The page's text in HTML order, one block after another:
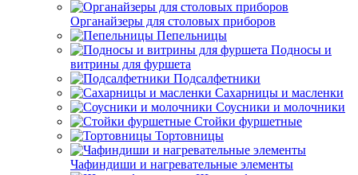
Органайзеры для столовых приборов
Пепельницы
Подносы и
витрины для фуршета
Подсалфетники
Сахарницы и масленки
Соусники и молочники
Стойки фуршетные
Тортовницы
Чафиндиши и нагревательные элементы